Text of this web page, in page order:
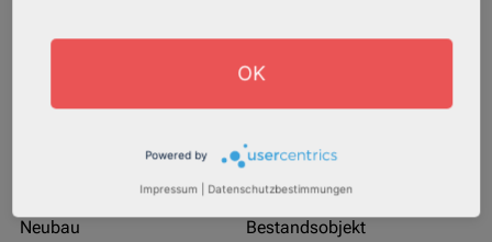
27711 Osterholz-Scharmbeck
Objekteigenschaft:
Neubau
32469 Petershagen
Assetklasse:
Pflegeapartment
Objekteigenschaft:
Bestandsobjekt
OK
Powered by
Impressum Datenschutzbestimmungen